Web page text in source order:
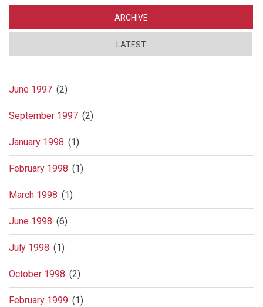
ARCHIVE
LATEST
June 1997 (2)
September 1997 (2)
January 1998 (1)
February 1998 (1)
March 1998 (1)
June 1998 (6)
July 1998 (1)
October 1998 (2)
February 1999 (1)